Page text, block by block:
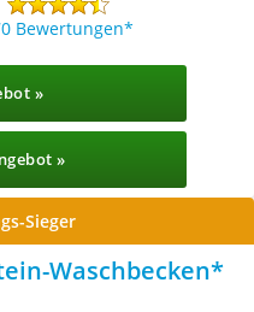
Bewertungen
»
»
Sieger
Waschbecken